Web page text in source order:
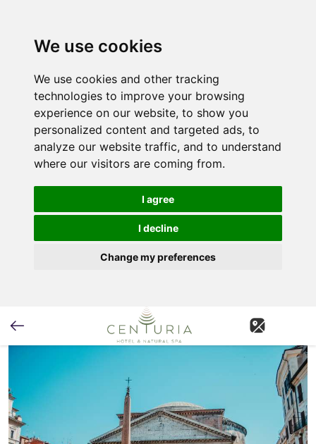
We use cookies
We use cookies and other tracking
technologies to improve your browsing
experience on our website, to show you
personalized content and targeted ads, to
analyze our website traffic, and to understand
where our visitors are coming from.
I agree
I decline
Change my preferences